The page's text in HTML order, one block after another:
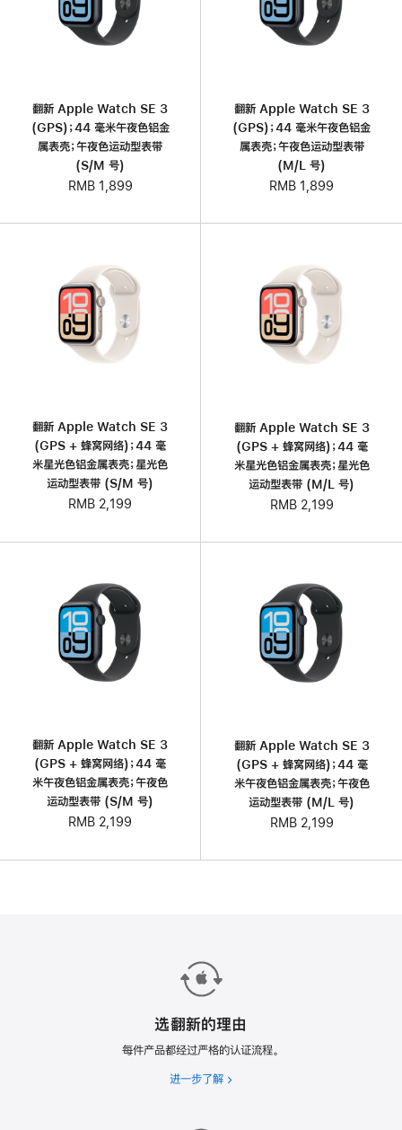
翻新 Apple Watch SE 3
(GPS)；44 毫米午夜色铝金
属表壳；午夜色运动型表带
(S/M 号)
RMB 1,899
翻新 Apple Watch SE 3
(GPS)；44 毫米午夜色铝金
属表壳；午夜色运动型表带
(M/L 号)
RMB 1,899
翻新 Apple Watch SE 3
(GPS + 蜂窝网络)；44 毫
米星光色铝金属表壳；星光色
运动型表带 (S/M 号)
RMB 2,199
翻新 Apple Watch SE 3
(GPS + 蜂窝网络)；44 毫
米星光色铝金属表壳；星光色
运动型表带 (M/L 号)
RMB 2,199
翻新 Apple Watch SE 3
(GPS + 蜂窝网络)；44 毫
米午夜色铝金属表壳；午夜色
运动型表带 (S/M 号)
RMB 2,199
翻新 Apple Watch SE 3
(GPS + 蜂窝网络)；44 毫
米午夜色铝金属表壳；午夜色
运动型表带 (M/L 号)
RMB 2,199
选翻新的理由
每件产品都经过严格的认证流程。
进一步了解 选